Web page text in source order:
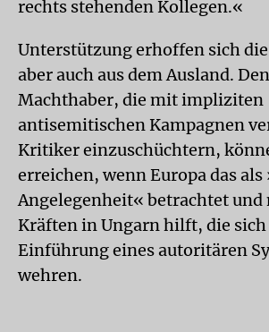
rechts stehenden Kollegen.«
Unterstützung erhoffen sich
aber auch aus dem Ausland.
Machthaber, die mit impliziten
antisemitischen Kampagnen
Kritiker einzuschüchtern,
erreichen, wenn Europa das
Angelegenheit« betrachtet und
Kräften in Ungarn hilft, die sich
Einführung eines autoritären
wehren.